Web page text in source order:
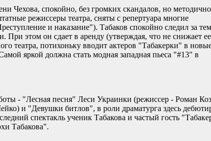
Чехова, спокойно, без громких скандалов, но методично
режиссеры театра, сняты с репертуара многие
и наказание"). Табаков спокойно следил за
этом он сдает в аренду (утверждая, что не снижает ее
театра, потихоньку вводит актеров "Табакерки" в
яркой должна стать модная западная пьеса "#13" в
- "Лесная песня" Леси Украинки (режиссер - Роман
и "Девушки битлов", в роли драматурга здесь
спектакль ученик Табакова и частый гость
Табакова".